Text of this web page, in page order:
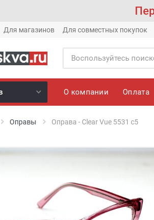
Для магазинов Для совместных покупок
О компании Оплата
Оправы Оправа - Clear Vue 5531 c5